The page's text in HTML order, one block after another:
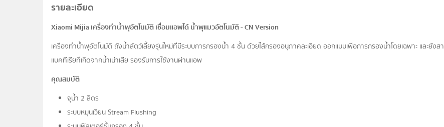
รายละเอียด
Xiaomi Mijia เครื่องทำน้ำพุอัตโนมัติ เชื่อมแอพได้ น้ำพุแมวอัตโนมัติ - CN Version
เครื่องทำน้ำพุอัตโนมัติ ถังน้ำสัตว์เลี้ยงรุ่นใหม่ที่มีระบบการกรองน้ำ 4 ชั้น ด้วยไส้กรองอนุภาคละเอียด ออกแบบเพื่อการกรองน้ำโดยเฉพาะ และยังส
แบคทีเรียที่เกิดจากน้ำเน่าเสีย รองรับการใช้งานผ่านแอพ
คุณสมบัติ
จุน้ำ 2 ลิตร
ระบบหมุนเวียน Stream Flushing